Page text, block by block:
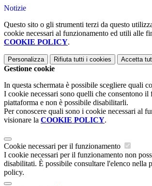
Notizie
Questo sito o gli strumenti terzi da questo
cookie necessari al funzionamento ed utili alle
COOKIE POLICY.
Personalizza Rifiuta tutti i cookies Accetta
Gestione cookie
In questa schermata è possibile scegliere quali
I cookie necessari sono quelli che consentono il
piattaforma e non è possibile disabilitarli.
Per conoscere quali sono i cookie necessari al
visionare la COOKIE POLICY.
Cookie necessari per il funzionamento
I cookie necessari per il funzionamento non
disabilitati. È possibile consultare l'elenco nella
policy.